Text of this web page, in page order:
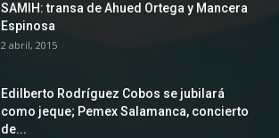
SAMIH: transa de Ahued Ortega y Mancera
Espinosa
2 abril, 2015
Edilberto Rodríguez Cobos se jubilará
como jeque; Pemex Salamanca, concierto
de...